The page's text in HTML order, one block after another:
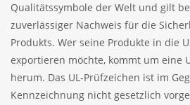
Qualitätssymbole der Welt und gilt
zuverlässiger Nachweis für die
Produkts. Wer seine Produkte in die
exportieren möchte, kommt um eine
herum. Das UL-Prüfzeichen ist im
Kennzeichnung nicht gesetzlich